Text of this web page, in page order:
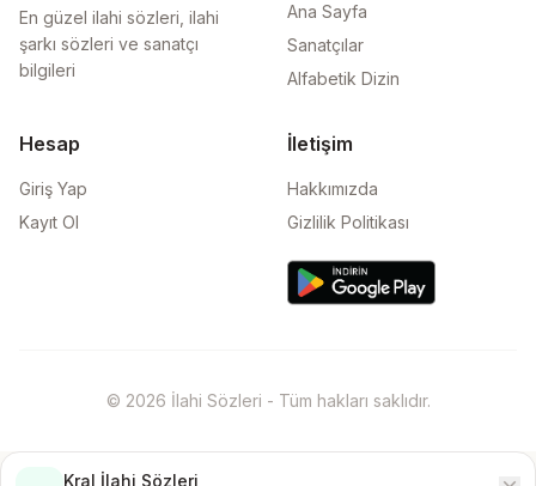
En güzel ilahi sözleri, ilahi
şarkı sözleri ve sanatçı
bilgileri
Ana Sayfa
Sanatçılar
Alfabetik Dizin
Hesap
Giriş Yap
Kayıt Ol
İletişim
Hakkımızda
Gizlilik Politikası
© 2026 İlahi Sözleri - Tüm hakları saklıdır.
Kral İlahi Sözleri